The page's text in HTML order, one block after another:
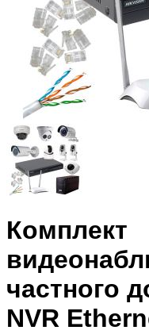
Комплект
частного
NVR